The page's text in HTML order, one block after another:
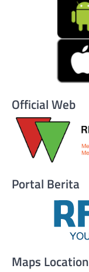
Official Web
Portal Berita
Maps Location